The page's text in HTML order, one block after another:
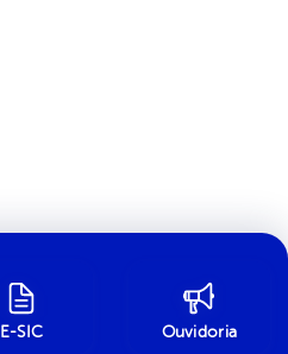
E-SIC Ouvidoria